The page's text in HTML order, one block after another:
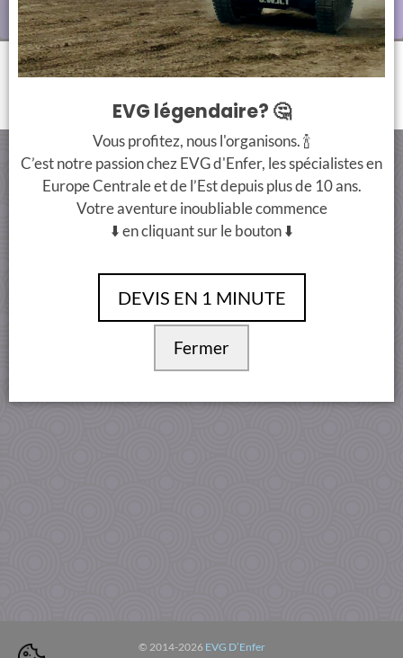
CONTACT PAIMENT SÉCURISÉ
© 2014-2026 EVG D’Enfer
EVG légendaire? 🤔
Vous profitez, nous l'organisons. 🍾
C’est notre passion chez EVG d'Enfer, les spécialistes en
Europe Centrale et de l’Est depuis plus de 10 ans.
Votre aventure inoubliable commence
⬇️ en cliquant sur le bouton ⬇️
DEVIS EN 1 MINUTE
Fermer